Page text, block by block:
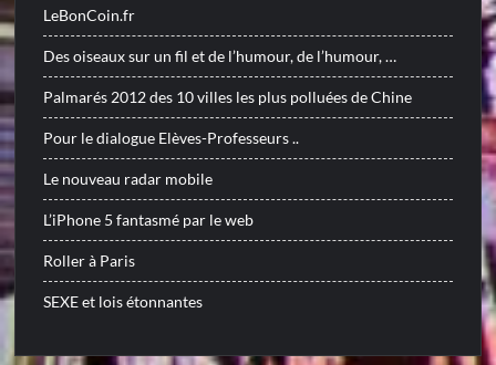
LeBonCoin.fr
Des oiseaux sur un fil et de l’humour, de l’humour, …
Palmarés 2012 des 10 villes les plus polluées de Chine
Pour le dialogue Elèves-Professeurs ..
Le nouveau radar mobile
L’iPhone 5 fantasmé par le web
Roller à Paris
SEXE et lois étonnantes